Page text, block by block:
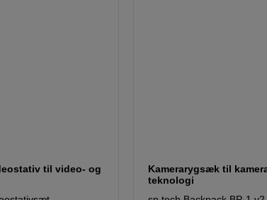
til video- og
Kamerarygsæk til
teknologi